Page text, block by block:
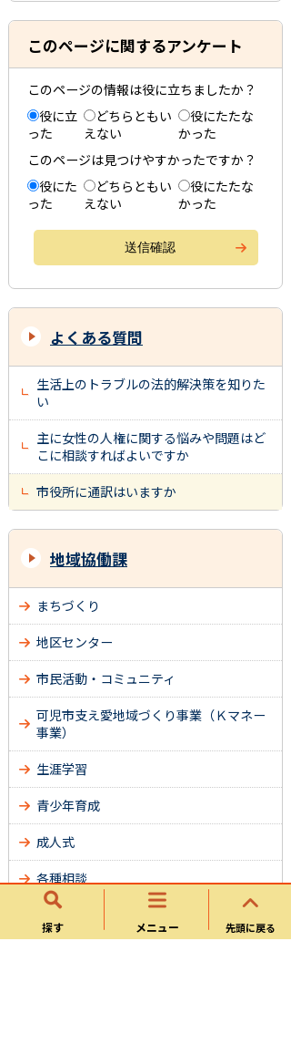
探す メニュー
このページに関するアンケート
このページの情報は役に立ちましたか？
役に立
った
どちらともい
えない
役にたたな
かった
このページは見つけやすかったですか？
役にた
った
どちらともい
えない
役にたたな
かった
先頭に戻る
よくある質問
生活上のトラブルの法的解決策を知りた
い
主に女性の人権に関する悩みや問題はど
こに相談すればよいですか
市役所に通訳はいますか
地域協働課
まちづくり
地区センター
市民活動・コミュニティ
可児市支え愛地域づくり事業（Ｋマネー
事業）
生涯学習
青少年育成
成人式
各種相談
男女共同参画